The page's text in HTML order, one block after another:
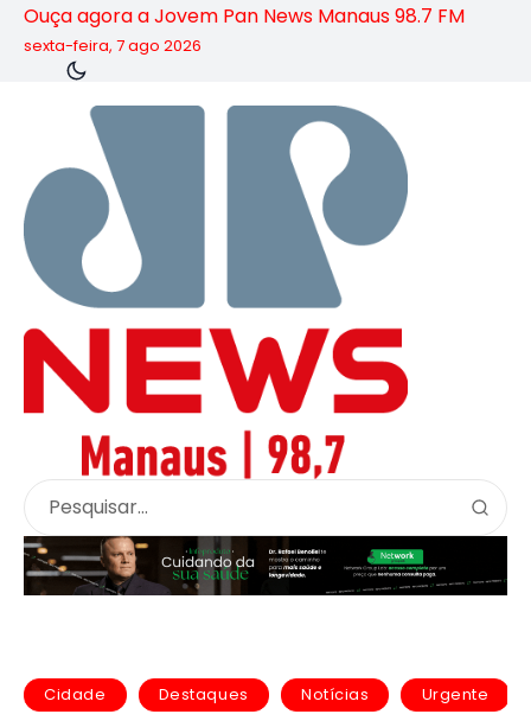
Ouça agora a Jovem Pan News Manaus 98.7 FM
sexta-feira, 7 ago 2026
Cidade Destaques Notícias Urgente